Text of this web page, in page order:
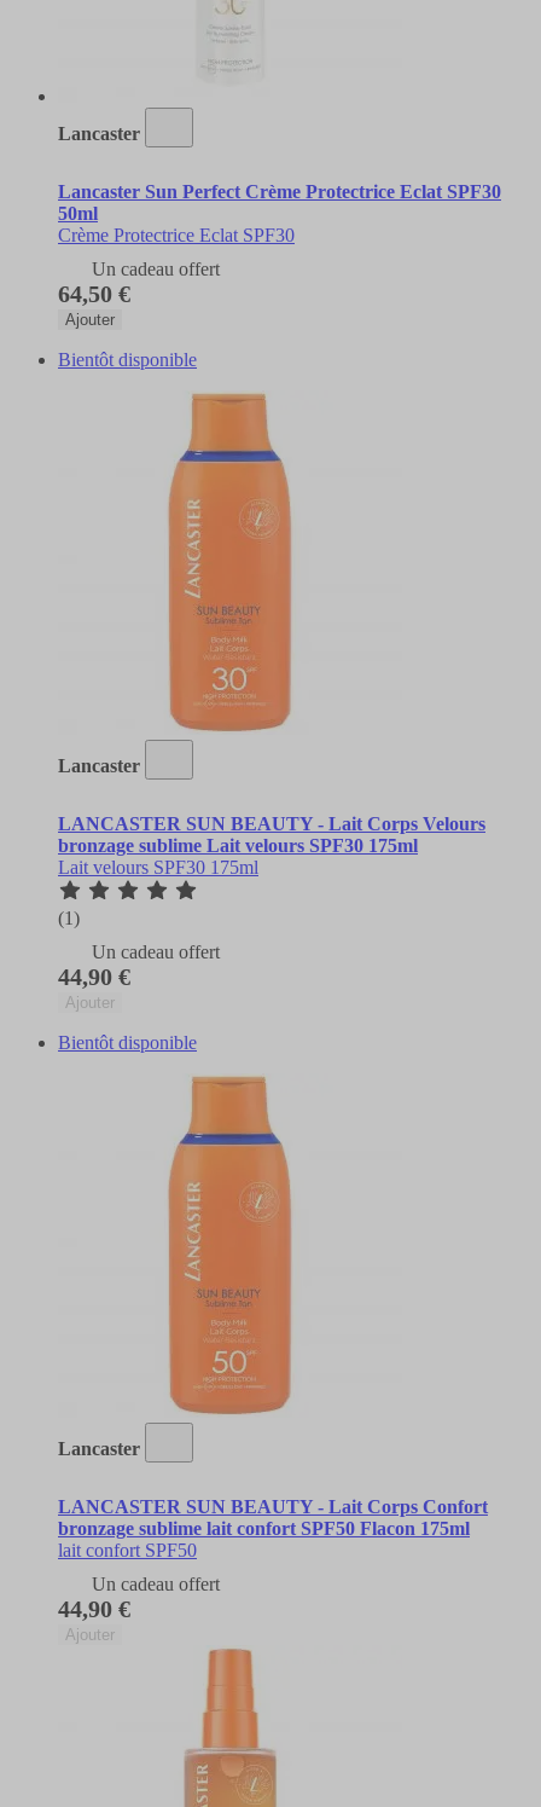
Lancaster
Lancaster Sun Perfect Crème Protectrice Eclat SPF30
50ml
Crème Protectrice Eclat SPF30
Un cadeau offert
64,50 €
Ajouter
Bientôt disponible
Lancaster
LANCASTER SUN BEAUTY - Lait Corps Velours
bronzage sublime Lait velours SPF30 175ml
Lait velours SPF30 175ml
(1)
Un cadeau offert
44,90 €
Ajouter
Bientôt disponible
Lancaster
LANCASTER SUN BEAUTY - Lait Corps Confort
bronzage sublime lait confort SPF50 Flacon 175ml
lait confort SPF50
Un cadeau offert
44,90 €
Ajouter